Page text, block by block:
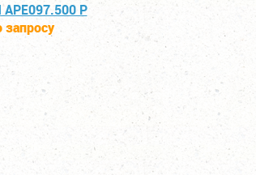
P
запросу